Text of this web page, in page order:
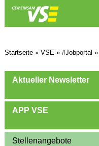
Startseite» VSE » #Jobportal »
Aktueller Newsletter
APP VSE
Stellenangebote